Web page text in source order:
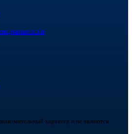
характер и не являются